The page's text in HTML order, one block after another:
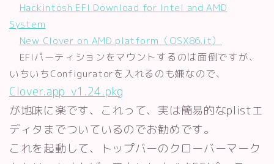
Hackintosh EFI Download for Intel and AMD
System
New Clover on AMD platform（OSX86.it）
EFIパーティションをマウントするのは面倒ですが、
いちいちConfiguratorを入れるのも嫌なので、
Clover.app_v1.24.pkg
が地味に楽です、これって、実は簡易的なplistエ
ディタまでついているのでお勧めです。
これを起動して、トップバーのクローバーマーク